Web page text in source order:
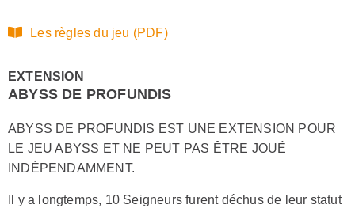
Les règles du jeu (PDF)
EXTENSION
ABYSS DE PROFUNDIS
ABYSS DE PROFUNDIS EST UNE EXTENSION POUR
LE JEU ABYSS ET NE PEUT PAS ÊTRE JOUÉ
INDÉPENDAMMENT.
Il y a longtemps, 10 Seigneurs furent déchus de leur statut